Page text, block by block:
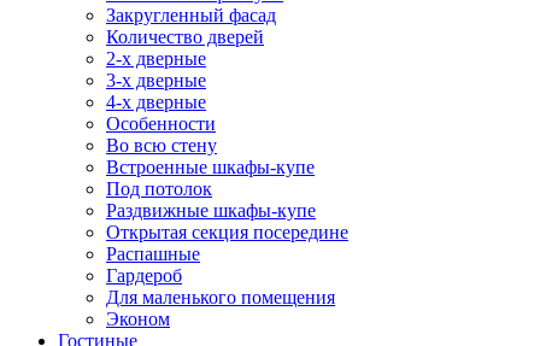
Закругленный фасад
Количество дверей
2-х дверные
3-х дверные
4-х дверные
Особенности
Во всю стену
Встроенные шкафы-купе
Под потолок
Раздвижные шкафы-купе
Открытая секция посередине
Распашные
Гардероб
Для маленького помещения
Эконом
Гостиные